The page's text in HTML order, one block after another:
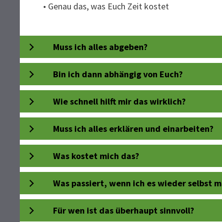
• Genau das, was Euch Zeit kostet
Muss ich alles abgeben?
Bin ich dann abhängig von Euch?
Wie schnell hilft mir das wirklich?
Muss ich alles erklären und einarbeiten?
Was kostet mich das?
Was passiert, wenn ich es wieder selbst
Für wen ist das überhaupt sinnvoll?